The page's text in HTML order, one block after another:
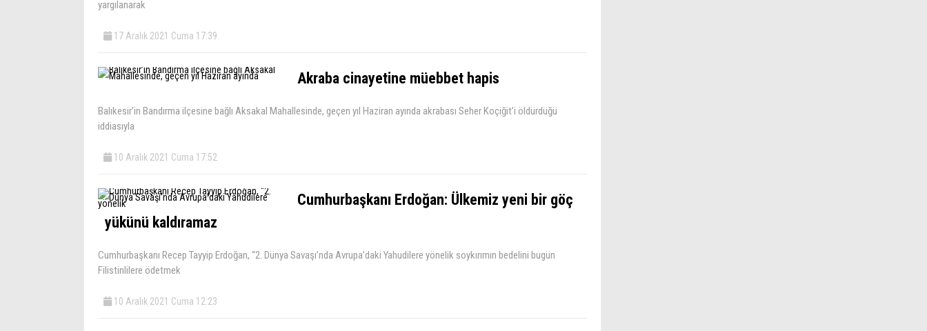
yargılanarak
17 Aralık 2021 Cuma 17:39
Akraba cinayetine müebbet hapis
Balıkesir’in Bandırma ilçesine bağlı Aksakal Mahallesinde, geçen yıl Haziran ayında akrabası Seher Koçiğit’i öldürdüğü
iddiasıyla
10 Aralık 2021 Cuma 17:52
Cumhurbaşkanı Erdoğan: Ülkemiz yeni bir göç
yükünü kaldıramaz
Cumhurbaşkanı Recep Tayyip Erdoğan, “2. Dünya Savaşı’nda Avrupa’daki Yahudilere yönelik soykırımın bedelini bugün
Filistinlilere ödetmek
10 Aralık 2021 Cuma 12:23